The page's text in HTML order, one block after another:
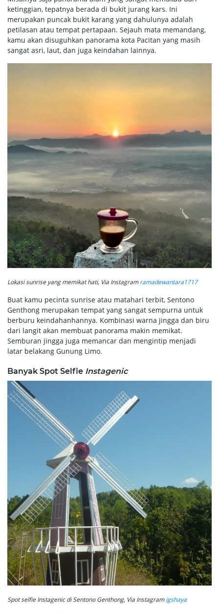
ketinggian, tepatnya berada di bukit jurang kars. Ini
merupakan puncak bukit karang yang dahulunya adalah
petilasan atau tempat pertapaan. Sejauh mata memandang,
kamu akan disuguhkan panorama kota Pacitan yang masih
sangat asri, laut, dan juga keindahan lainnya.
Lokasi sunrise yang memikat hati, Via Instagramramadewantara1717
Buat kamu pecinta sunrise atau matahari terbit, Sentono
Genthong merupakan tempat yang sangat sempurna untuk
berburu keindahanhannya. Kombinasi warna jingga dan biru
dari langit akan membuat panorama makin memikat.
Semburan jingga juga memancar dan mengintip menjadi
latar belakang Gunung Limo.
Banyak Spot Selfie Instagenic
Spot selfie Instagenic di Sentono Genthong, Via Instagramigshaya